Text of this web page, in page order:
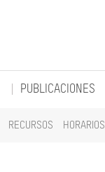
RECURSOS HORARIOS
PUBLICACIONES